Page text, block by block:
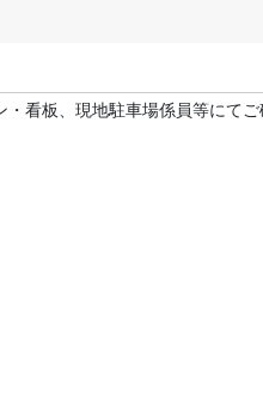
看板、現地駐車場係員等にてご